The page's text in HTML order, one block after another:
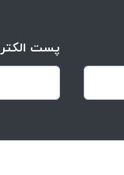
پست